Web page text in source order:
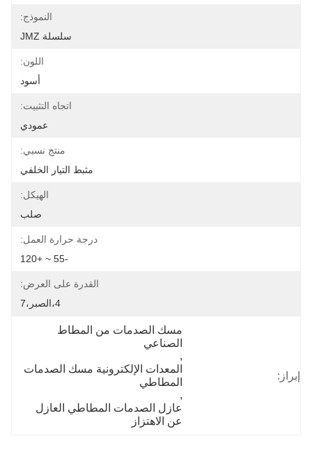
النموذج:
سلسلة JMZ
اللون:
أسود
اتجاه التثبيت:
عمودي
منتج نسبي:
مثبط التيار الخلفي
الهيكل:
صلب
درجة حرارة العمل:
القدرة على العرض:
4،الصبر،7
إبراز:
مسك الصدمات من المطاط
الصناعي
,
المعدات الإلكترونية مسك الصدمات
المطاطي
,
عازل الصدمات المطاطي العازل
عن الاهتزاز